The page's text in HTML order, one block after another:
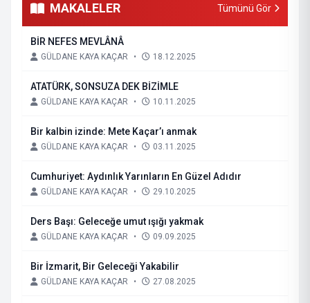
MAKALELER Tümünü Gör
BİR NEFES MEVLÂNÂ
GÜLDANE KAYA KAÇAR • 18.12.2025
ATATÜRK, SONSUZA DEK BİZİMLE
GÜLDANE KAYA KAÇAR • 10.11.2025
Bir kalbin izinde: Mete Kaçar’ı anmak
GÜLDANE KAYA KAÇAR • 03.11.2025
Cumhuriyet: Aydınlık Yarınların En Güzel Adıdır
GÜLDANE KAYA KAÇAR • 29.10.2025
Ders Başı: Geleceğe umut ışığı yakmak
GÜLDANE KAYA KAÇAR • 09.09.2025
Bir İzmarit, Bir Geleceği Yakabilir
GÜLDANE KAYA KAÇAR • 27.08.2025